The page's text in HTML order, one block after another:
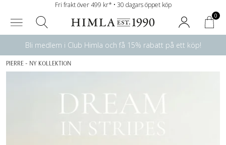
Fri frakt över 499 kr* • 30 dagars öppet köp
0
Bli medlem i Club Himla och få 15% rabatt på ett köp!
PIERRE - NY KOLLEKTION